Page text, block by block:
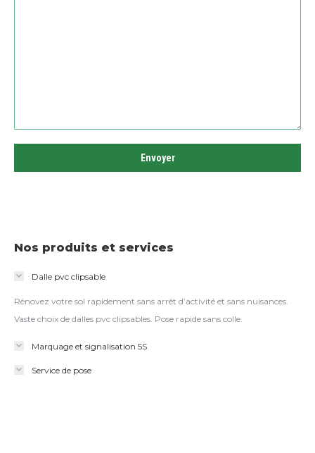
Nos produits et services
Dalle pvc clipsable
Rénovez votre sol rapidement sans arrêt d’activité et sans nuisances.
Vaste choix de dalles pvc clipsables. Pose rapide sans colle.
Marquage et signalisation 5S
Service de pose